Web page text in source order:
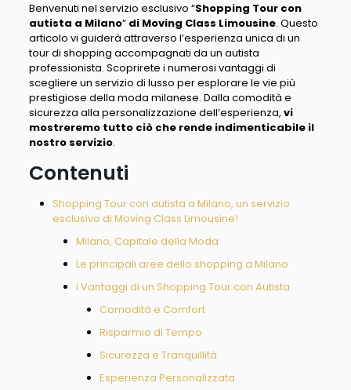
Benvenuti nel servizio esclusivo “Shopping Tour con
autista a Milano“di Moving Class Limousine. Questo
articolo vi guiderà attraverso l’esperienza unica di un
tour di shopping accompagnati da un autista
professionista. Scoprirete i numerosi vantaggi di
scegliere un servizio di lusso per esplorare le vie più
prestigiose della moda milanese. Dalla comodità e
sicurezza alla personalizzazione dell’esperienza, vi
mostreremo tutto ciò che rende indimenticabile il
nostro servizio.
Contenuti
Shopping Tour con autista a Milano, un servizio
esclusivo di Moving Class Limousine!
Milano, Capitale della Moda
Le principali aree dello shopping a Milano
I Vantaggi di un Shopping Tour con Autista
Comodità e Comfort
Risparmio di Tempo
Sicurezza e Tranquillità
Esperienza Personalizzata